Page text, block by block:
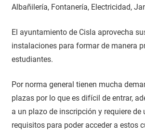
Albañilería, Fontanería, Electricidad,
El ayuntamiento de Cisla aprovecha
instalaciones para formar de manera
estudiantes.
Por norma general tienen mucha
plazas por lo que es difícil de entrar,
a un plazo de inscripción y requiere de
requisitos para poder acceder a estos